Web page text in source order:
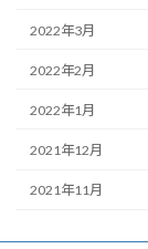
2022年3月
2022年2月
2022年1月
2021年12月
2021年11月